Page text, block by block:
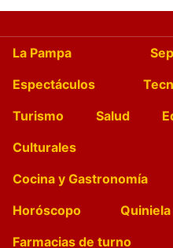
La Pampa
Espectáculos
Turismo
Salud
Culturales
Cocina y Gastronomía
Horóscopo
Quiniela
Farmacias de turno